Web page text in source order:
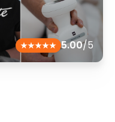
5.00/5